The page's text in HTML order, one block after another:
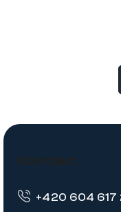
Z
Kontakt
+420 604 617